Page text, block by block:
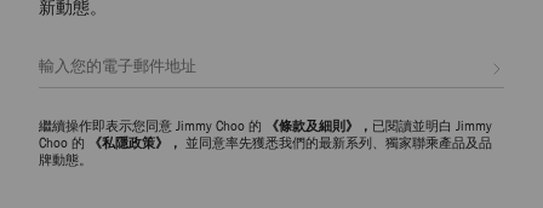
新動態。
繼續操作即表示您同意 Jimmy Choo 的 《條款及細則》， 已閱讀並明白 Jimmy
Choo 的
《私隱政策》， 並同意率先獲悉我們的最新系列、獨家聯乘產品及品
牌動態。